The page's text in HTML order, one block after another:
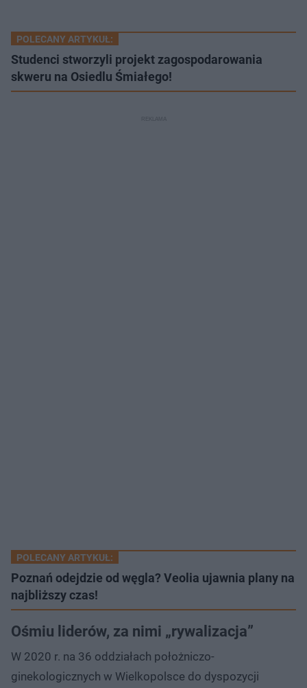
POLECANY ARTYKUŁ:
Studenci stworzyli projekt zagospodarowania
skweru na Osiedlu Śmiałego!
POLECANY ARTYKUŁ:
Poznań odejdzie od węgla? Veolia ujawnia plany na
najbliższy czas!
Ośmiu liderów, za nimi „rywalizacja”
W 2020 r. na 36 oddziałach położniczo-
ginekologicznych w Wielkopolsce do dyspozycji